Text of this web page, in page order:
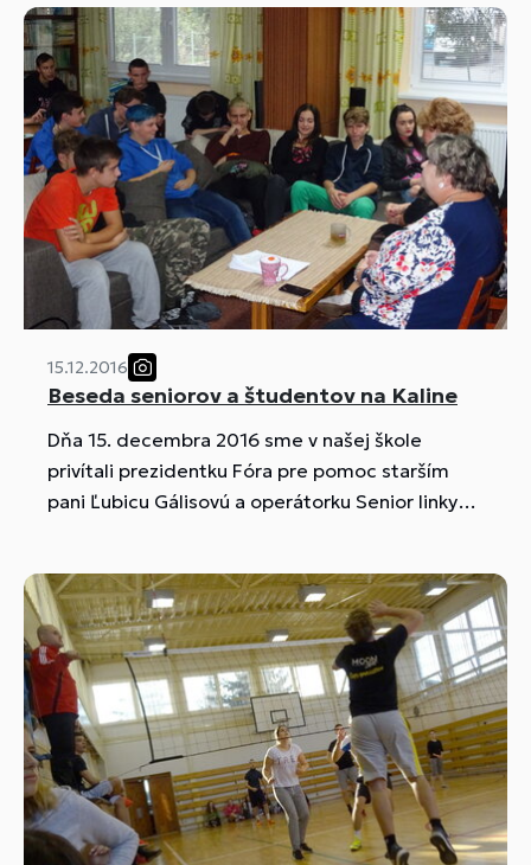
15.12.2016
Beseda seniorov a študentov na Kaline
Dňa 15. decembra 2016 sme v našej škole
privítali prezidentku Fóra pre pomoc starším
pani Ľubicu Gálisovú a operátorku Senior linky